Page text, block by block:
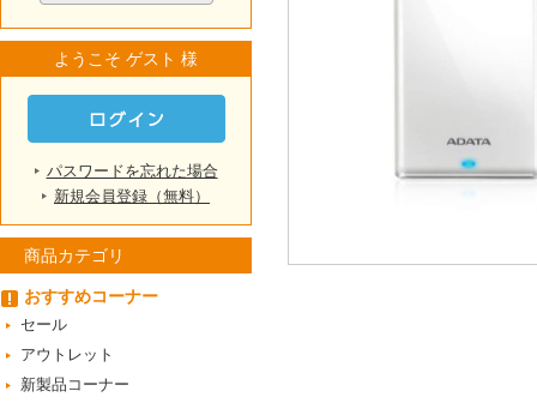
ようこそ ゲスト 様
パスワードを忘れた場合
新規会員登録（無料）
商品カテゴリ
おすすめコーナー
セール
アウトレット
新製品コーナー